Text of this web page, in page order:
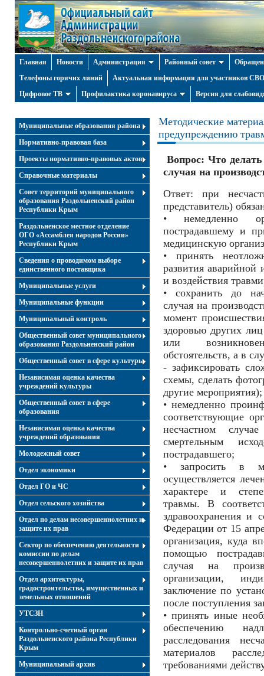
Главная Новости Администрация Районный совет
Телефоны горячих линий
Актуальная информация для участников СВО
Цифровое ТВ
Профилактика коронавируса Версия для
Муниципальные образования района
Нормативно-правовая база
Проекты нормативно-правовых актов
Справочные материалы
Совет территорий муниципального
образования Раздольненский район
Республики Крым
Раздольненское местное отделение
ОГО «Ассамблея народов России»
Республики Крым
Cведения о проводимом выборе
единственного поставщика
Муниципальные услуги
Муниципальные функции
Муниципальный контроль
Общественный совет муниципального
образования Раздольненский район
Общественный совет в сфере культуры
Независимая оценка качества
учреждений культуры
Общественный совет в сфере
образования
Независимая оценка качества
учреждений образования
Молодежный совет
Отдел экономики
Отдел ГО и ЧС
Отдел сельского хозяйства
Отдел по делам несовершеннолетних и
защите их прав
Сектор по обеспечению деятельности
комиссии по делам
несовершеннолетних и защите их прав
Отдел архитектуры,
градостроительства, имущественных и
земельных отношений
УТСЗН
Контрольно-счетный орган
Раздольненского района Республики
Крым
Муниципальный архив
Методические
предупреждению
Вопрос: Что делать
случая на
Ответ: при
представитель)
• немедленно
пострадавшему и
медицинскую
• принять
развития
и воздействия
• сохранить до
случая на
момент
здоровью других
или
обстоятельств, а в
- зафиксировать
схемы, сделать
другие мероприятия);
• немедленно
соответствующие
несчастном
смертельным
пострадавшего;
• запросить в
осуществляется
характере и
травмы. В
здравоохранения и
Федерации от 15
организация, куда
помощью
случая на
организации,
заключение по
после поступления
• принять иные
обеспечению
расследования
материалов
требованиями